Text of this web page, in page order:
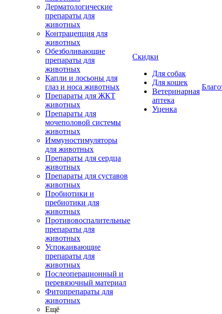
Дерматологические
препараты для
животных
Контрацепция для
животных
Обезболивающие
препараты для
животных
Капли и лосьоны для
глаз и носа животных
Препараты для ЖКТ
животных
Препараты для
мочеполовой системы
животных
Иммуностимуляторы
для животных
Препараты для сердца
животных
Препараты для суставов
животных
Пробиотики и
пребиотики для
животных
Противовоспалительные
препараты для
животных
Успокаивающие
препараты для
животных
Послеоперационный и
перевязочный материал
Фитопрепараты для
животных
Ещё
Скидки
Для собак
Для кошек
Ветеринарная
аптека
Уценка